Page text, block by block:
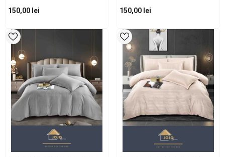
Damasc Premium Pentru Saltele
150,00 lei
Damasc Premium Pentru Saltele
150,00 lei